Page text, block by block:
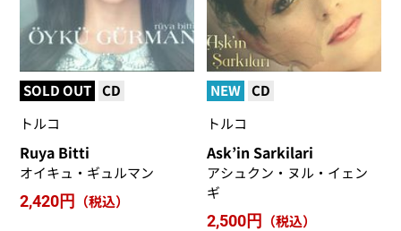
SOLD OUT CD
トルコ
Ruya Bitti
オイキュ・ギュルマン
2,420円 （税込）
NEW CD
トルコ
Ask’in Sarkilari
アシュクン・ヌル・イェン
ギ
2,500円 （税込）